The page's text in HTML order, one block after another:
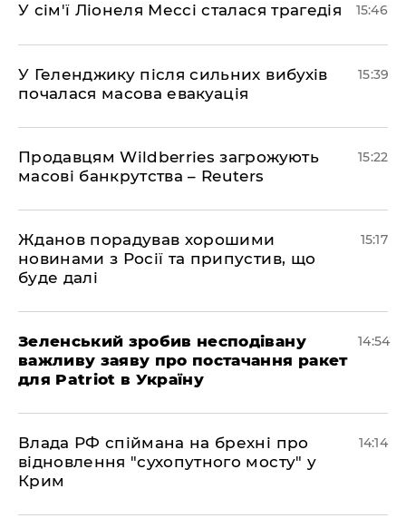
У сім'ї Ліонеля Мессі сталася трагедія 15:46
У Геленджику після сильних вибухів
почалася масова евакуація
15:39
Продавцям Wildberries загрожують
масові банкрутства – Reuters
15:22
Жданов порадував хорошими
новинами з Росії та припустив, що
буде далі
15:17
Зеленський зробив несподівану
важливу заяву про постачання ракет
для Patriot в Україну
14:54
Влада РФ спіймана на брехні про
відновлення "сухопутного мосту" у
Крим
14:14